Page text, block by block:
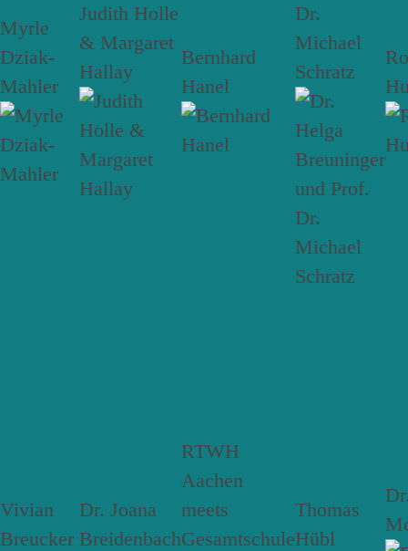
Myrle
Dziak-
Mahler
Judith Holle
& Margaret
Hallay
Bernhard
Hanel
Dr.
Michael
Schratz
Vivian
Breucker
Dr. Joana
Breidenbach
RTWH
Aachen
meets
Gesamtschule
Thomas
Hübl